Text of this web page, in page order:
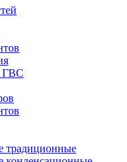
ГВС
традиционные